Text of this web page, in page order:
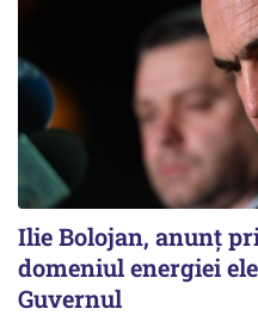
Ilie Bolojan, anunț
domeniul energiei
Guvernul